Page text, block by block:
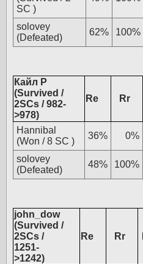
SC )
solovey
(Defeated)
62% 100%
Кайл Р
(Survived /
2SCs / 982-
>978)
Re Rr
Hannibal
(Won / 8 SC )
36% 0%
solovey
(Defeated)
48% 100%
john_dow
(Survived /
2SCs /
1251-
>1242)
Re Rr